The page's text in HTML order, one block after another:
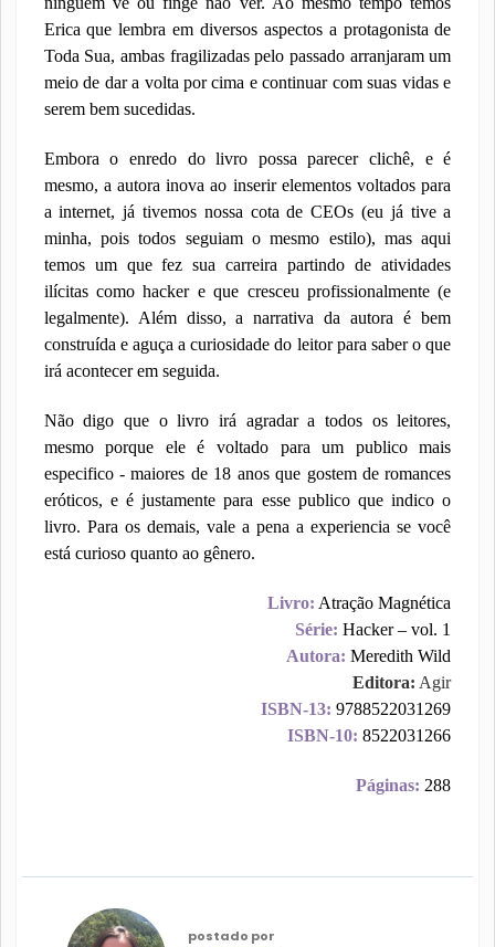
Erica que lembra em diversos aspectos a protagonista de
Toda Sua, ambas fragilizadas pelo passado arranjaram um
meio de dar a volta por cima e continuar com suas vidas e
serem bem sucedidas.
Embora o enredo do livro possa parecer clichê, e é
mesmo, a autora inova ao inserir elementos voltados para
a internet, já tivemos nossa cota de CEOs (eu já tive a
minha, pois todos seguiam o mesmo estilo), mas aqui
temos um que fez sua carreira partindo de atividades
ilícitas como hacker e que cresceu profissionalmente (e
legalmente). Além disso, a narrativa da autora é bem
construída e aguça a curiosidade do leitor para saber o que
irá acontecer em seguida.
Não digo que o livro irá agradar a todos os leitores,
mesmo porque ele é voltado para um publico mais
especifico - maiores de 18 anos que gostem de romances
eróticos, e é justamente para esse publico que indico o
livro. Para os demais, vale a pena a experiencia se você
está curioso quanto ao gênero.
Livro: Atração Magnética
Série: Hacker – vol. 1
Autora: Meredith Wild
Editora: Agir
ISBN-13: 9788522031269
ISBN-10: 8522031266
Páginas: 288
postado por